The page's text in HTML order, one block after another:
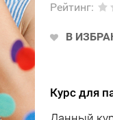
Рейтинг:
В
Курс для